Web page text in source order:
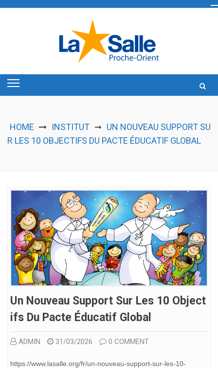
HOME INSTITUT ➞ UN NOUVEAU SUPPORT SU
R LES 10 OBJECTIFS DU PACTE ÉDUCATIF GLOBAL
Un Nouveau Support Sur Les 10 Object
Ifs Du Pacte Éducatif Global
ADMIN 31/03/2026 0 COMMENT
https://www.lasalle.org/fr/un-nouveau-support-sur-les-10-